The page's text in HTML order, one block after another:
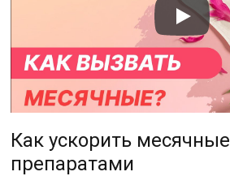
Как ускорить месячные
препаратами